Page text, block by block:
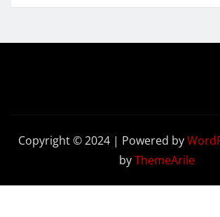
Copyright © 2024 | Powered by
byThemeArile